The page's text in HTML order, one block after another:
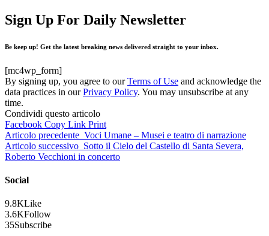
Sign Up For Daily Newsletter
Be keep up! Get the latest breaking news delivered straight to your inbox.
[mc4wp_form]
By signing up, you agree to ourTerms of Use and acknowledge the
data practices in ourPrivacy Policy. You may unsubscribe at any
time.
Condividi questo articolo
Facebook Copy Link Print
Articolo precedente Voci Umane – Musei e teatro di narrazione
Articolo successivo Sotto il Cielo del Castello di Santa Severa,
Roberto Vecchioni in concerto
Social
9.8KLike
3.6KFollow
35Subscribe